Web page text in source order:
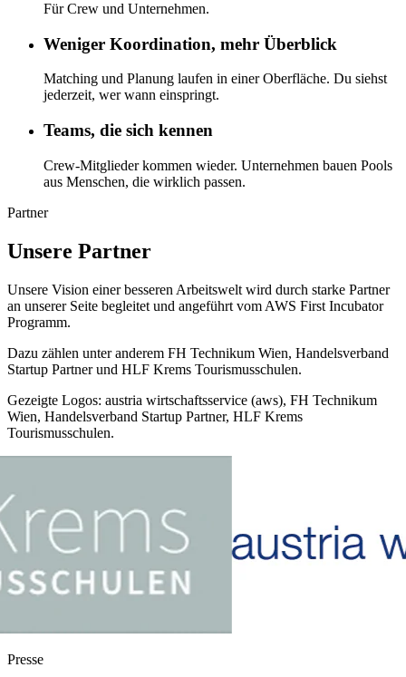
Für Crew und Unternehmen.
Weniger Koordination, mehr Überblick
Matching und Planung laufen in einer Oberfläche. Du siehst
jederzeit, wer wann einspringt.
Teams, die sich kennen
Crew-Mitglieder kommen wieder. Unternehmen bauen Pools
aus Menschen, die wirklich passen.
Partner
Unsere Partner
Unsere Vision einer besseren Arbeitswelt wird durch starke Partner
an unserer Seite begleitet und angeführt vom AWS First Incubator
Programm.
Dazu zählen unter anderem FH Technikum Wien, Handelsverband
Startup Partner und HLF Krems Tourismusschulen.
Gezeigte Logos: austria wirtschaftsservice (aws), FH Technikum
Wien, Handelsverband Startup Partner, HLF Krems
Tourismusschulen.
Presse